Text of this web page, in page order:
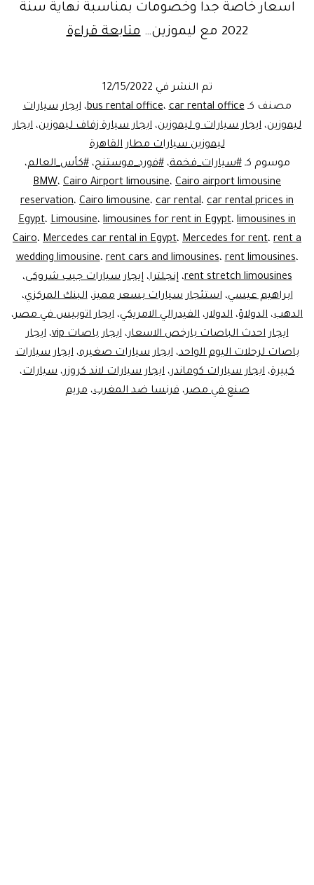
اسعار خاصة جدا وخصومات بمناسبة نهاية سنة
2022 مع ليموزين…
متابعة قراءة
القاهره
Egypt
limousine
تم النشر في 12/15/2022
مصنف كـ
bus rental office،car rental office ،ايجار سيارات
ليموزين، ايجار سيارات و ليموزين، ايجار سيارة زفاف ليموزين، ايجار
ليموزين سيارات مطار القاهرة
موسوم كـ#سيارات_فخمة،#فورد_موستنج،#كأس_العالم،
BMW، Cairo Airport limousine، Cairo airport limousine
reservation، Cairo limousine، car rental، car rental prices in
Egypt، Limousine، limousines for rent in Egypt، limousines in
Cairo، Mercedes car rental in Egypt، Mercedes for rent، rent a
wedding limousine،rent cars and limousines،rent limousines،
rent stretch limousines،إنجلترا،إيجار سيارات جيب شروكى،
ابراهيم عيسي،استئجار سيارات بسعر مميز،البنك المركزي،
الدهب، الدولاؤ، الدولار، الفيدرالي الامريكي، ايجار اتوبيس في مصر،
ايجار احدث الباصات بارخص الاسعار،ايجار باصات vip ،ايجار
باصات لرحلات اليوم الواحد،ايجار سيارات صغيره،ايجار سيارات
كبيرة، ايجار سيارات كوماندر، ايجار سيارات لاند كروزر، سيارات،
صنع في مصر،فرنسا ضد المغرب،مريم